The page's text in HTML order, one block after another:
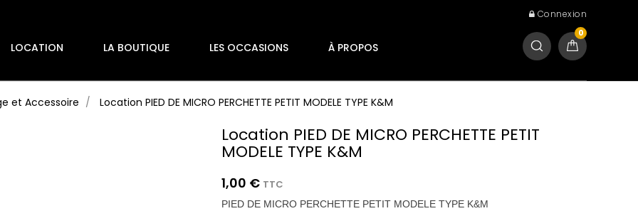
Connexion
0
LOCATION LA BOUTIQUE LES OCCASIONS À PROPOS
et Accessoire Location PIED DE MICRO PERCHETTE PETIT MODELE TYPE K&M
Location PIED DE MICRO PERCHETTE PETIT
MODELE TYPE K&M
1,00 € TTC
PIED DE MICRO PERCHETTE PETIT MODELE TYPE K&M